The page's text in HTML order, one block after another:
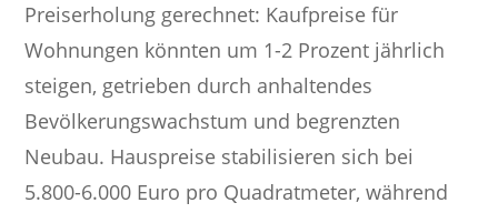
Preiserholung gerechnet: Kaufpreise für
Wohnungen könnten um 1-2 Prozent jährlich
steigen, getrieben durch anhaltendes
Bevölkerungswachstum und begrenzten
Neubau. Hauspreise stabilisieren sich bei
5.800-6.000 Euro pro Quadratmeter, während